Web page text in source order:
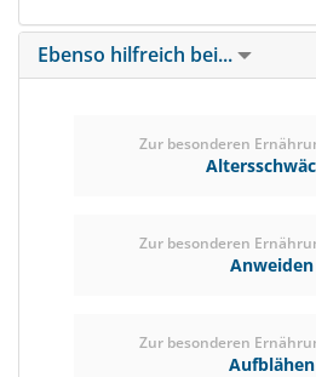
Ebenso hilfreich bei...
Zur besonderen
Zur besonderen
Anweiden
Zur besonderen
Aufblähen